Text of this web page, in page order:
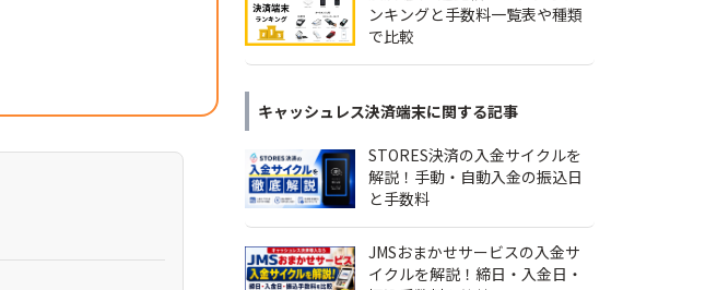
ンキングと手数料一覧表や種類
で比較
キャッシュレス決済端末に関する記事
STORES決済の入金サイクルを
解説！手動・自動入金の振込日
と手数料
JMSおまかせサービスの入金サ
イクルを解説！締日・入金日・